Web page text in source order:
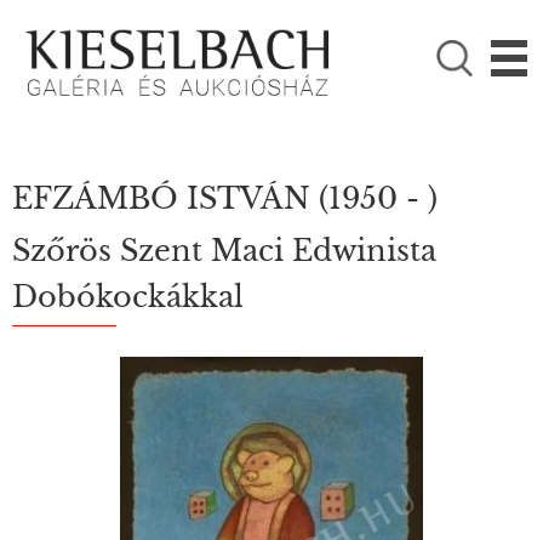

KÉRJÜK VÁLASSZON!
Festmények
EFZÁMBÓ ISTVÁN (1950 - )
Szőrös Szent Maci Edwinista
Dobókockákkal